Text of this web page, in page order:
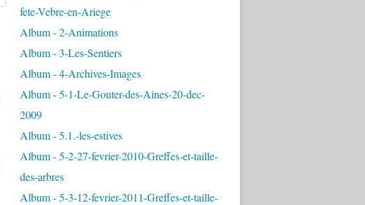
fete-Vebre-en-Ariege
Album - 2-Animations
Album - 3-Les-Sentiers
Album - 4-Archives-Images
Album - 5-1-Le-Gouter-des-Aines-20-dec-
2009
Album - 5.1.-les-estives
Album - 5-2-27-fevrier-2010-Greffes-et-taille-
des-arbres
Album - 5-3-12-fevrier-2011-Greffes-et-taille-